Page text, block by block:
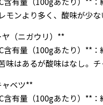
モンより多く、酸味が少
（ニガウリ）**
含有量（100gあたり）**
味はあるが酸味はなし。チ
ベツ**
含有量（100gあたり）**